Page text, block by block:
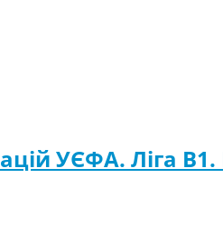
УЄФА. Ліга B1.